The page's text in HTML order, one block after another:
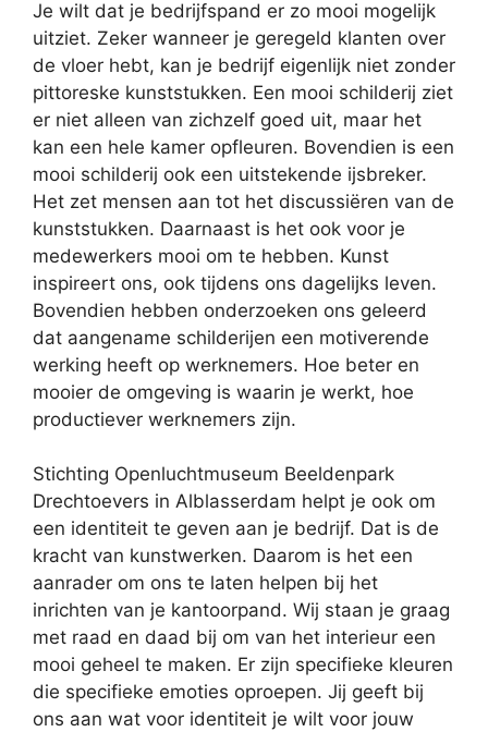
Je wilt dat je bedrijfspand er zo mooi mogelijk
uitziet. Zeker wanneer je geregeld klanten over
de vloer hebt, kan je bedrijf eigenlijk niet zonder
pittoreske kunststukken. Een mooi schilderij ziet
er niet alleen van zichzelf goed uit, maar het
kan een hele kamer opfleuren. Bovendien is een
mooi schilderij ook een uitstekende ijsbreker.
Het zet mensen aan tot het discussiëren van de
kunststukken. Daarnaast is het ook voor je
medewerkers mooi om te hebben. Kunst
inspireert ons, ook tijdens ons dagelijks leven.
Bovendien hebben onderzoeken ons geleerd
dat aangename schilderijen een motiverende
werking heeft op werknemers. Hoe beter en
mooier de omgeving is waarin je werkt, hoe
productiever werknemers zijn.
Stichting Openluchtmuseum Beeldenpark
Drechtoevers in Alblasserdam helpt je ook om
een identiteit te geven aan je bedrijf. Dat is de
kracht van kunstwerken. Daarom is het een
aanrader om ons te laten helpen bij het
inrichten van je kantoorpand. Wij staan je graag
met raad en daad bij om van het interieur een
mooi geheel te maken. Er zijn specifieke kleuren
die specifieke emoties oproepen. Jij geeft bij
ons aan wat voor identiteit je wilt voor jouw